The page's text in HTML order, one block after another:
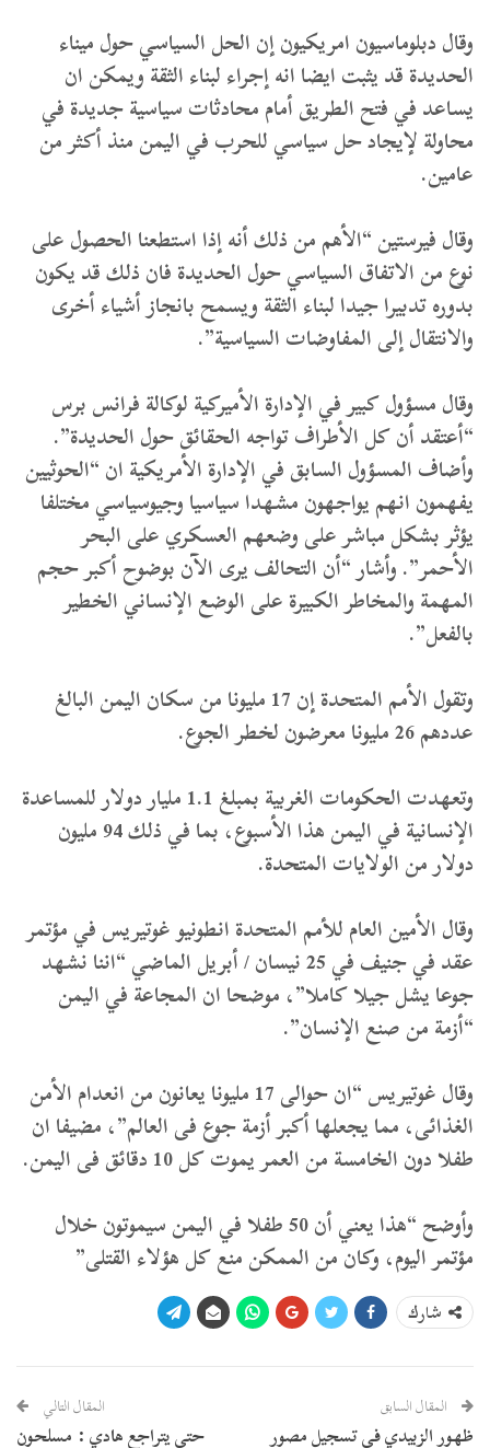
وقال دبلوماسيون امريكيون إن الحل السياسي حول ميناء
الحديدة قد يثبت ايضا انه إجراء لبناء الثقة ويمكن ان
يساعد في فتح الطريق أمام محادثات سياسية جديدة في
محاولة لإيجاد حل سياسي للحرب في اليمن منذ أكثر من
عامين.
وقال فيرستين “الأهم من ذلك أنه إذا استطعنا الحصول على
نوع من الاتفاق السياسي حول الحديدة فان ذلك قد يكون
بدوره تدبيرا جيدا لبناء الثقة ويسمح بانجاز أشياء أخرى
والانتقال إلى المفاوضات السياسية”.
وقال مسؤول كبير في الإدارة الأميركية لوكالة فرانس برس
“أعتقد أن كل الأطراف تواجه الحقائق حول الحديدة”.
وأضاف المسؤول السابق في الإدارة الأمريكية ان “الحوثيين
يفهمون انهم يواجهون مشهدا سياسيا وجيوسياسي مختلفا
يؤثر بشكل مباشر على وضعهم العسكري على البحر
الأحمر”. وأشار “أن التحالف يرى الآن بوضوح أكبر حجم
المهمة والمخاطر الكبيرة على الوضع الإنساني الخطير
بالفعل”.
وتقول الأمم المتحدة إن 17 مليونا من سكان اليمن البالغ
عددهم 26 مليونا معرضون لخطر الجوع.
وتعهدت الحكومات الغربية بمبلغ 1.1 مليار دولار للمساعدة
الإنسانية في اليمن هذا الأسبوع، بما في ذلك 94 مليون
دولار من الولايات المتحدة.
وقال الأمين العام للأمم المتحدة انطونيو غوتيريس في مؤتمر
عقد في جنيف في 25 نيسان / أبريل الماضي “اننا نشهد
جوعا يشل جيلا كاملا”، موضحا ان المجاعة في اليمن
“أزمة من صنع الإنسان”.
وقال غوتيريس “ان حوالى 17 مليونا يعانون من انعدام الأمن
الغذائى، مما يجعلها أكبر أزمة جوع فى العالم”، مضيفا ان
طفلا دون الخامسة من العمر يموت كل 10 دقائق فى اليمن.
وأوضح “هذا يعني أن 50 طفلا في اليمن سيموتون خلال
مؤتمر اليوم، وكان من الممكن منع كل هؤلاء القتلى”
شارك
المقال السابق
ظهور الزبيدي في تسجيل مصور
المقال التالي
حتى يتراجع هادي : مسلحون